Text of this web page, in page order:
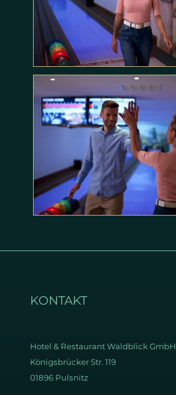
KONTAKT
Hotel & RestaurantWaldblick GmbH
Königsbrücker Str. 119
01896 Pulsnitz